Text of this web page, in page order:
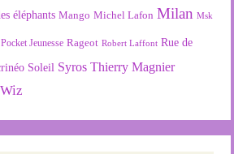
éléphants Mango Michel Lafon Milan Msk
Pocket Jeunesse Rageot Robert Laffont Rue de
Soleil Syros Thierry Magnier
Wiz